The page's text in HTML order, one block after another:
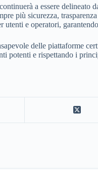
a essere delineato
più sicurezza,
utenti e operatori,
delle piattaforme
potenti e rispettando i